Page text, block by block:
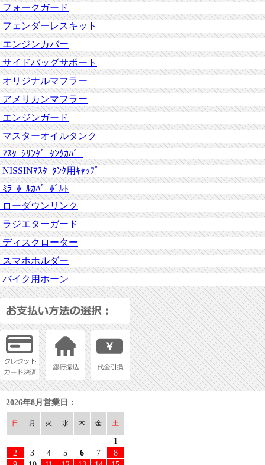
フォークガード
フェンダーレスキット
エンジンカバー
サイドバッグサポート
オリジナルマフラー
アメリカンマフラー
エンジンガード
マスターオイルタンク
ﾏｽﾀｰｼﾘﾝﾀﾞｰﾀﾝｸｶﾊﾞｰ
NISSINﾏｽﾀｰﾀﾝｸ用ｷｬｯﾌﾟ
ﾐﾗｰﾎｰﾙｶﾊﾞｰﾎﾞﾙﾄ
ローダウンリンク
ラジエターガード
ディスクローター
スマホホルダー
バイク用ホーン
2026年8月営業日：
日 月 火 水 木 金 土
1
2
3 4 5 6 7
8